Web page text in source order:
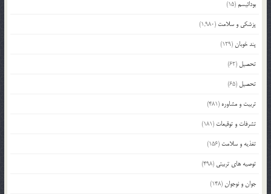
بودائیسم(15)
پزشکی و سلامت (1,980)
پند خوبان(129)
تحصیل (62)
تحصیل (65)
تربیت و مشاوره (481)
تشرفات و توقیعات (181)
تغذیه و سلامت (156)
توصیه های تربیتی (498)
جوان و نوجوان(148)